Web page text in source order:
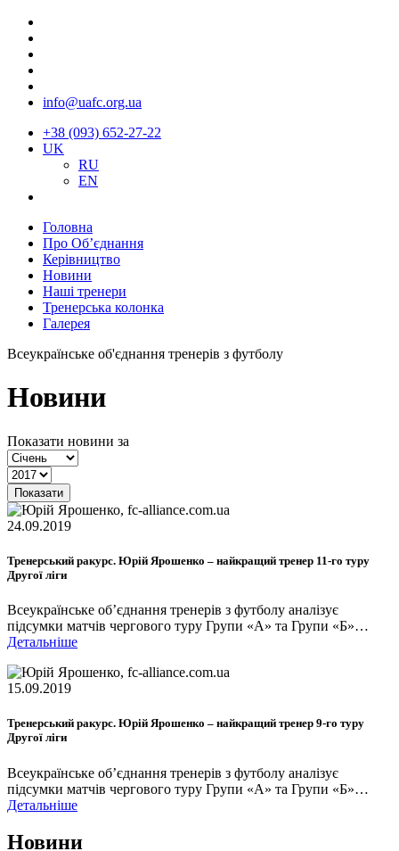
info@uafc.org.ua
+38 (093) 652-27-22
UK
RU
EN
Головна
Про Об’єднання
Керівництво
Новини
Наші тренери
Тренерська колонка
Галерея
Всеукраїнське об'єднання тренерів з футболу
Новини
Показати новини за
Показати
24.09.2019
Тренерський ракурс. Юрій Ярошенко – найкращий тренер 11-го туру
Другої ліги
Всеукраїнське об’єднання тренерів з футболу аналізує
підсумки матчів чергового туру Групи «А» та Групи «Б»…
Детальніше
15.09.2019
Тренерський ракурс. Юрій Ярошенко – найкращий тренер 9-го туру
Другої ліги
Всеукраїнське об’єднання тренерів з футболу аналізує
підсумки матчів чергового туру Групи «А» та Групи «Б»…
Детальніше
Новини